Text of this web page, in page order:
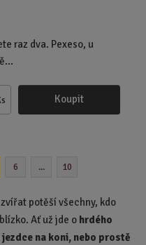
raz dva. Pexeso, u
Koupit
6 ... 10
potěší všechny, kdo
Ať už jde o hrdého
na koni, nebo prostě